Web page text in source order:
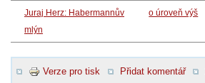
Juraj Herz: Habermannův
mlýn
o úroveň výš
Verze pro tisk Přidat komentář